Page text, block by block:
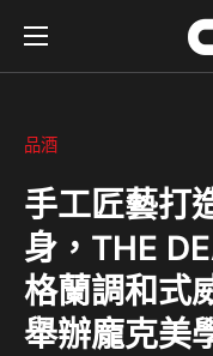
品酒
手工匠藝打
身，THE
格蘭調和式
舉辦龐克美